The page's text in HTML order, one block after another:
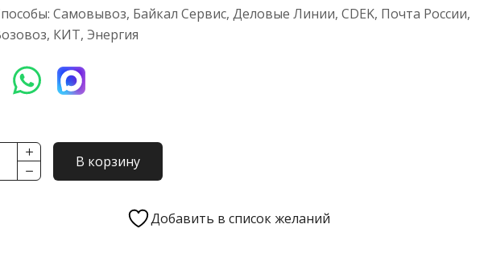
Самовывоз, Байкал Сервис, Деловые Линии, CDEK, Почта России,
КИТ, Энергия
В корзину
Добавить в список желаний